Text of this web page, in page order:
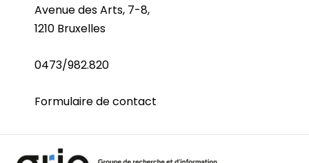
Avenue des Arts, 7-8,
1210 Bruxelles
0473/982.820
Formulaire de contact